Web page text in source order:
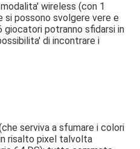
wireless (con 1
si possono svolgere vere e
giocatori potranno sfidarsi in
di incontrare i
serviva a sfumare i colori
risalto pixel talvolta